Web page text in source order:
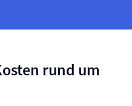
rund um